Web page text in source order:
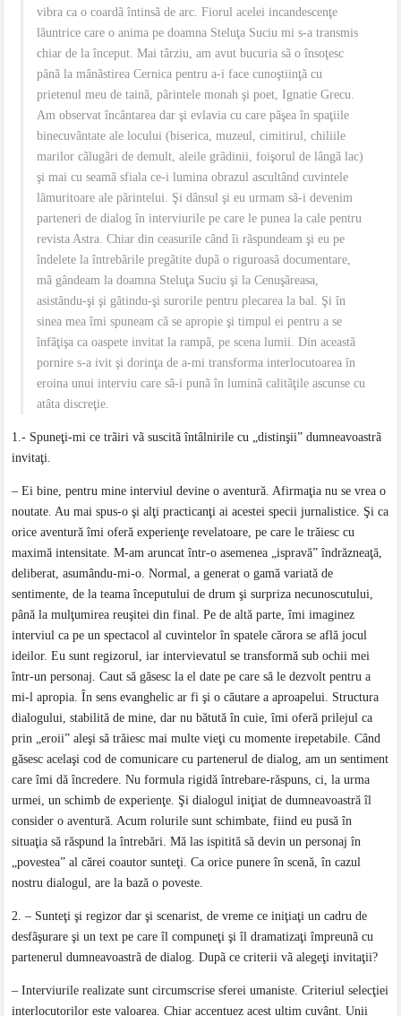
vibra ca o coardã întinsã de arc. Fiorul acelei incandescenţe
lãuntrice care o anima pe doamna Steluţa Suciu mi s-a transmis
chiar de la început. Mai târziu, am avut bucuria sã o însoţesc
pânã la mânãstirea Cernica pentru a-i face cunoştiinţã cu
prietenul meu de tainã, pãrintele monah şi poet, Ignatie Grecu.
Am observat încântarea dar şi evlavia cu care pãşea în spaţiile
binecuvântate ale locului (biserica, muzeul, cimitirul, chiliile
marilor cãlugãri de demult, aleile grãdinii, foişorul de lângã lac)
şi mai cu seamã sfiala ce-i lumina obrazul ascultând cuvintele
lãmuritoare ale pãrintelui. Şi dânsul şi eu urmam sã-i devenim
parteneri de dialog în interviurile pe care le punea la cale pentru
revista Astra. Chiar din ceasurile când îi rãspundeam şi eu pe
îndelete la întrebãrile pregãtite dupã o riguroasã documentare,
mã gândeam la doamna Steluţa Suciu şi la Cenuşãreasa,
asistându-şi şi gãtindu-şi surorile pentru plecarea la bal. Şi în
sinea mea îmi spuneam cã se apropie şi timpul ei pentru a se
înfãţişa ca oaspete invitat la rampã, pe scena lumii. Din aceastã
pornire s-a ivit şi dorinţa de a-mi transforma interlocutoarea în
eroina unui interviu care sã-i punã în luminã calitãţile ascunse cu
atâta discreţie.
1.- Spuneţi-mi ce trãiri vã suscitã întâlnirile cu „distinşii” dumneavoastrã
invitaţi.
– Ei bine, pentru mine interviul devine o aventură. Afirmaţia nu se vrea o
noutate. Au mai spus-o şi alţi practicanţi ai acestei specii jurnalistice. Şi ca
orice aventură îmi oferă experienţe revelatoare, pe care le trăiesc cu
maximă intensitate. M-am aruncat într-o asemenea „ispravă” îndrăzneaţă,
deliberat, asumându-mi-o. Normal, a generat o gamă variată de
sentimente, de la teama începutului de drum şi surpriza necunoscutului,
până la mulţumirea reuşitei din final. Pe de altă parte, îmi imaginez
interviul ca pe un spectacol al cuvintelor în spatele cărora se află jocul
ideilor. Eu sunt regizorul, iar intervievatul se transformă sub ochii mei
într-un personaj. Caut să găsesc la el date pe care să le dezvolt pentru a
mi-l apropia. În sens evanghelic ar fi şi o căutare a aproapelui. Structura
dialogului, stabilită de mine, dar nu bătută în cuie, îmi oferă prilejul ca
prin „eroii” aleşi să trăiesc mai multe vieţi cu momente irepetabile. Când
găsesc acelaşi cod de comunicare cu partenerul de dialog, am un sentiment
care îmi dă încredere. Nu formula rigidă întrebare-răspuns, ci, la urma
urmei, un schimb de experienţe. Şi dialogul iniţiat de dumneavoastră îl
consider o aventură. Acum rolurile sunt schimbate, fiind eu pusă în
situaţia să răspund la întrebări. Mă las ispitită să devin un personaj în
„povestea” al cărei coautor sunteţi. Ca orice punere în scenă, în cazul
nostru dialogul, are la bază o poveste.
2. – Sunteţi şi regizor dar şi scenarist, de vreme ce iniţiaţi un cadru de
desfãşurare şi un text pe care îl compuneţi şi îl dramatizaţi împreunã cu
partenerul dumneavoastrã de dialog. Dupã ce criterii vã alegeţi invitaţii?
– Interviurile realizate sunt circumscrise sferei umaniste. Criteriul selecţiei
interlocutorilor este valoarea. Chiar accentuez acest ultim cuvânt. Unii